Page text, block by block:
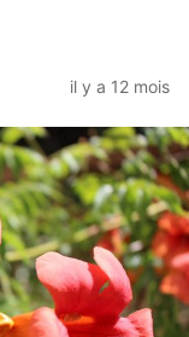
il y a 12 mois